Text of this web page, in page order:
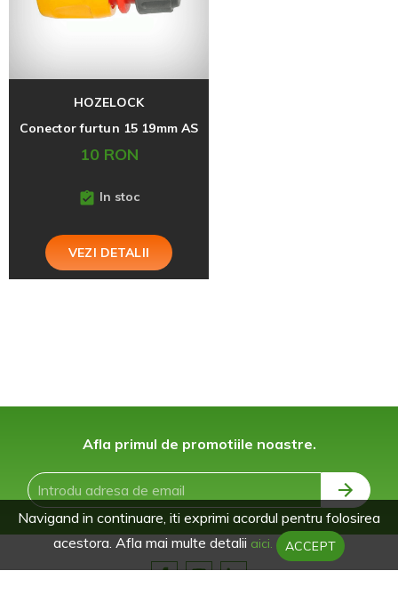
HOZELOCK
Conector furtun 15 19mm AS
10 RON
In stoc
VEZI DETALII
Afla primul de promotiile noastre.
Navigand in continuare, iti exprimi acordul pentru folosirea
acestora. Afla mai multe detalii aici. ACCEPT